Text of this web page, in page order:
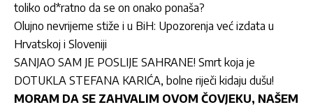
toliko od*ratno da se on onako ponaša?
Olujno nevrijeme stiže i u BiH: Upozorenja već izdata u
Hrvatskoj i Sloveniji
SANJAO SAM JE POSLIJE SAHRANE! Smrt koja je
DOTUKLA STEFANA KARIĆA, bolne riječi kidaju dušu!
MORAM DA SE ZAHVALIM OVOM ČOVJEKU, NAŠEM